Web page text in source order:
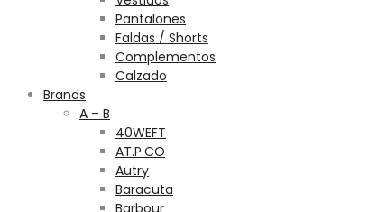
Pantalones
Faldas / Shorts
Complementos
Calzado
Brands
A – B
40WEFT
AT.P.CO
Autry
Baracuta
Barbour